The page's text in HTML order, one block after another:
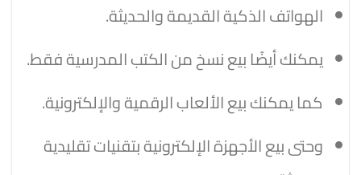
الهواتف الذكية القديمة والحديثة.
يمكنك أيضًا بيع نسخ من الكتب المدرسية فقط.
كما يمكنك بيع الألعاب الرقمية والإلكترونية.
وحتى بيع الأجهزة الإلكترونية بتقنيات تقليدية